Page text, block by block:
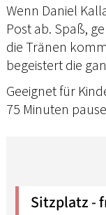
Wenn Daniel
Post ab. Spaß,
die Tränen
begeistert die
Geeignet für
75 Minuten